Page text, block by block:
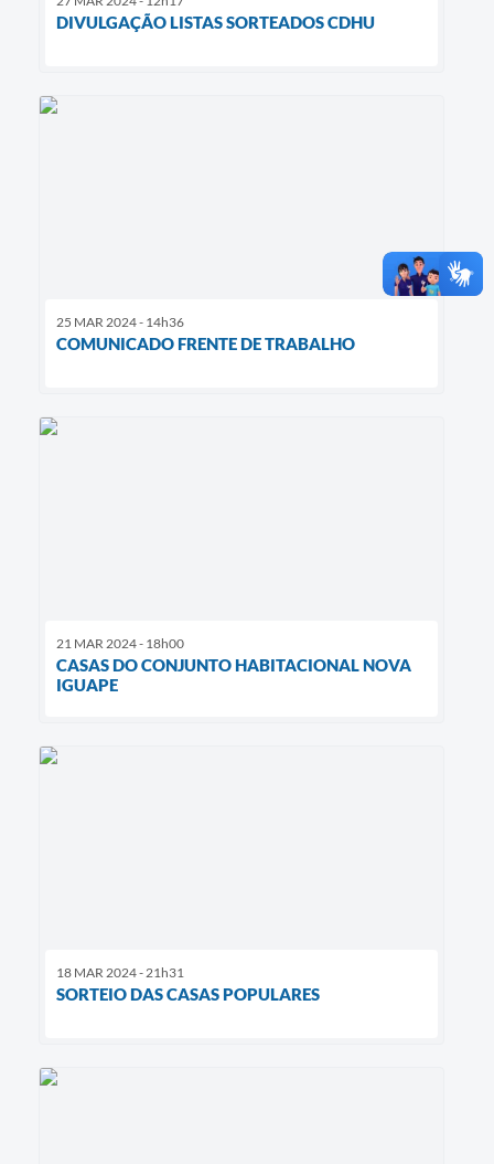
DIVULGAÇÃO LISTAS SORTEADOS CDHU
25 MAR 2024 - 14h36
COMUNICADO FRENTE DE TRABALHO
21 MAR 2024 - 18h00
CASAS DO CONJUNTO HABITACIONAL NOVA
IGUAPE
18 MAR 2024 - 21h31
SORTEIO DAS CASAS POPULARES